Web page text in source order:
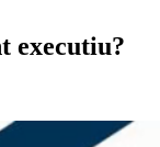
executiu?